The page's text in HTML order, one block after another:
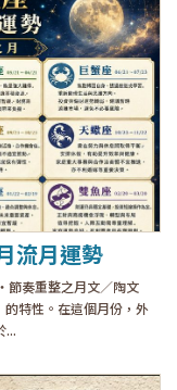
流月運勢
節奏重整之月文／陶文
特性。在這個月份，外
...